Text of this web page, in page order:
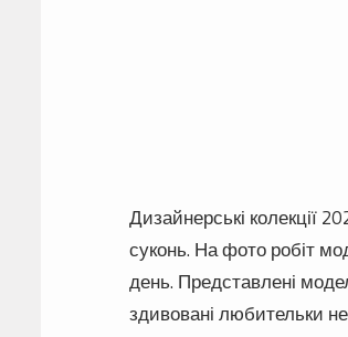
Дизайнерські колекції
суконь. На фото робіт
день. Представлені
здивовані любительки